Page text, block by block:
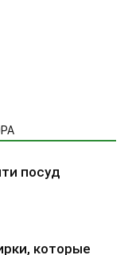
посуд
которые